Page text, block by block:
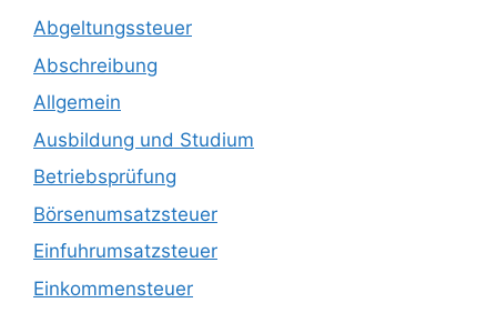
Abgeltungssteuer
Abschreibung
Allgemein
Ausbildung und Studium
Betriebsprüfung
Börsenumsatzsteuer
Einfuhrumsatzsteuer
Einkommensteuer